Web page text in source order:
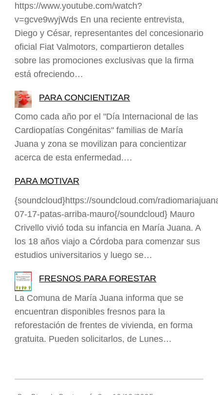
https://www.youtube.com/watch?
v=gcve9wyjWds En una reciente entrevista,
Diego y César, representantes del concesionario
oficial Fiat Valmotors, compartieron detalles
sobre las promociones exclusivas que la firma
está ofreciendo…
PARA CONCIENTIZAR
Como cada año por el "Día Internacional de las
Cardiopatías Congénitas" familias de María
Juana y zona se movilizan para concientizar
acerca de esta enfermedad.…
PARA MOTIVAR
{soundcloud}https://soundcloud.com/
07-17-patas-arriba-mauro{/soundcloud} Mauro
Crivello vivió toda su infancia en María Juana. A
los 18 años viajo a Córdoba para comenzar sus
estudios universitarios y luego se…
FRESNOS PARA FORESTAR
La Comuna de María Juana informa que se
encuentran disponibles fresnos para la
reforestación de frentes de vivienda, en forma
gratuita. Pueden solicitarlos, de Lunes…